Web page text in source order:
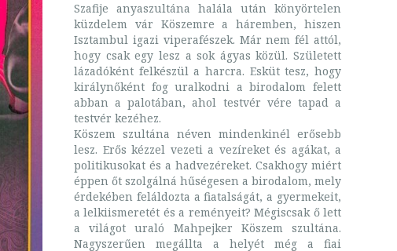
Szafije anyaszultána halála után könyörtelen
küzdelem vár Köszemre a háremben, hiszen
Isztambul igazi viperafészek. Már nem fél attól,
hogy csak egy lesz a sok ágyas közül. Született
lázadóként felkészül a harcra. Esküt tesz, hogy
királynőként fog uralkodni a birodalom felett
abban a palotában, ahol testvér vére tapad a
testvér kezéhez.
Köszem szultána néven mindenkinél erősebb
lesz. Erős kézzel vezeti a vezíreket és agákat, a
politikusokat és a hadvezéreket. Csakhogy miért
éppen őt szolgálná hűségesen a birodalom, mely
érdekében feláldozta a fiatalságát, a gyermekeit,
a lelkiismeretét és a reményeit? Mégiscsak ő lett
a világot uraló Mahpejker Köszem szultána.
Nagyszerűen megállta a helyét még a fiai